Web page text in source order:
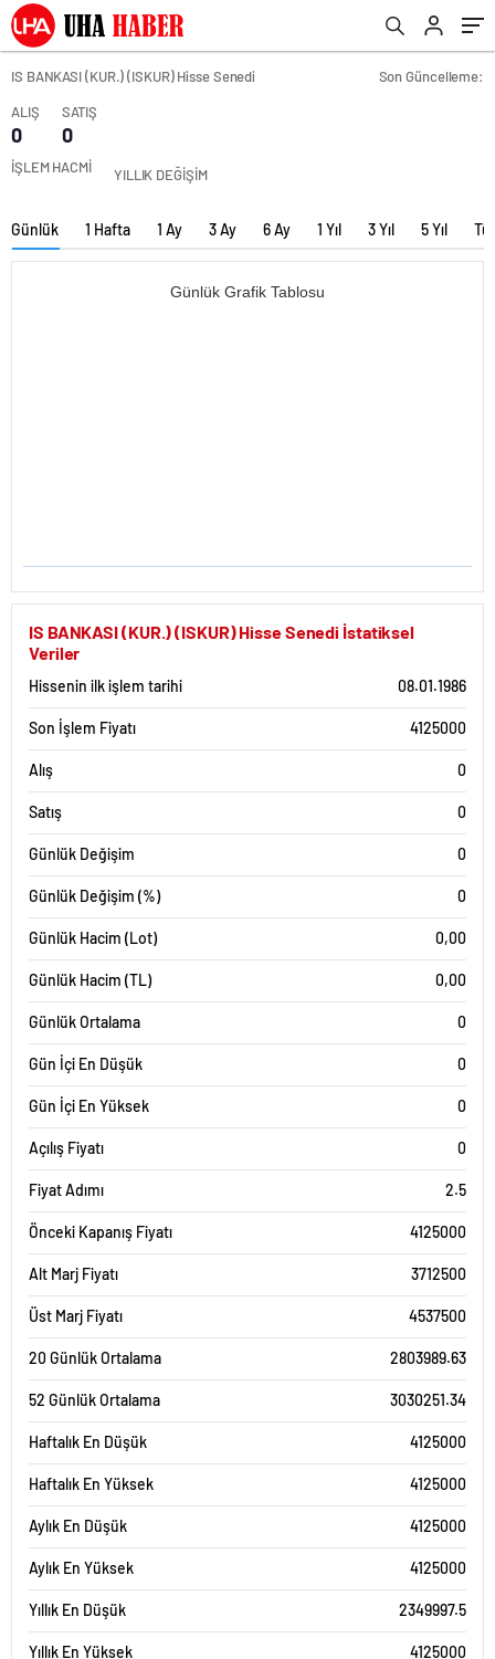
IS BANKASI (KUR.) (ISKUR) Hisse Senedi
Son Güncelleme:
ALIŞ
0
SATIŞ
0
İŞLEM HACMİ YILLIK DEĞİŞİM
Günlük 1 Hafta 1 Ay 3 Ay 6 Ay 1 Yıl 3 Yıl 5 Yıl
Günlük Grafik Tablosu
IS BANKASI (KUR.) (ISKUR) Hisse Senedi İstatiksel
Veriler
Hissenin ilk işlem tarihi 08.01.1986
Son İşlem Fiyatı 4125000
Alış 0
Satış 0
Günlük Değişim 0
Günlük Değişim (%) 0
Günlük Hacim (Lot) 0,00
Günlük Hacim (TL) 0,00
Günlük Ortalama 0
Gün İçi En Düşük 0
Gün İçi En Yüksek 0
Açılış Fiyatı 0
Fiyat Adımı 2.5
Önceki Kapanış Fiyatı 4125000
Alt Marj Fiyatı 3712500
Üst Marj Fiyatı 4537500
20 Günlük Ortalama 2803989.63
52 Günlük Ortalama 3030251.34
Haftalık En Düşük 4125000
Haftalık En Yüksek 4125000
Aylık En Düşük 4125000
Aylık En Yüksek 4125000
Yıllık En Düşük 2349997.5
Yıllık En Yüksek 4125000